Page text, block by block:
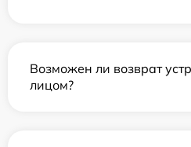
Возможен ли возврат
лицом?